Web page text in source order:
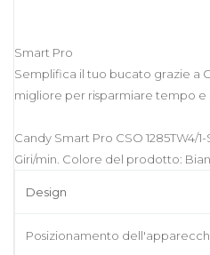
Smart Pro
Semplifica il tuo bucato grazie a
migliore per risparmiare tempo e
Candy Smart Pro CSO
Giri/min. Colore del prodotto:
Design
Posizionamento